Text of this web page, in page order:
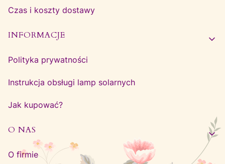
Czas i koszty dostawy
INFORMACJE
Polityka prywatności
Instrukcja obsługi lamp solarnych
Jak kupować?
O NAS
O firmie